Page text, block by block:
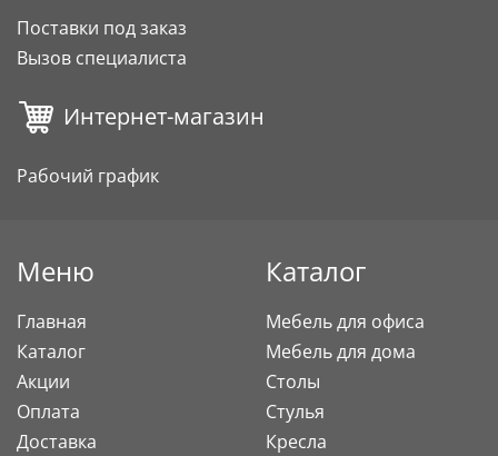
Поставки под заказ
Вызов специалиста
Интернет-магазин
Рабочий график
Меню
Главная
Каталог
Акции
Оплата
Доставка
Каталог
Мебель для офиса
Мебель для дома
Столы
Стулья
Кресла